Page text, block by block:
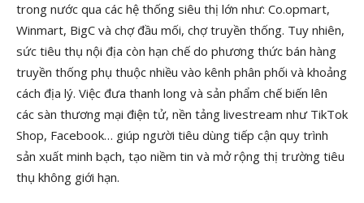
trong nước qua các hệ thống siêu thị lớn như: Co.opmart,
Winmart, BigC và chợ đầu mối, chợ truyền thống. Tuy nhiên,
sức tiêu thụ nội địa còn hạn chế do phương thức bán hàng
truyền thống phụ thuộc nhiều vào kênh phân phối và khoảng
cách địa lý. Việc đưa thanh long và sản phẩm chế biến lên
các sàn thương mại điện tử, nền tảng livestream như TikTok
Shop, Facebook… giúp người tiêu dùng tiếp cận quy trình
sản xuất minh bạch, tạo niềm tin và mở rộng thị trường tiêu
thụ không giới hạn.